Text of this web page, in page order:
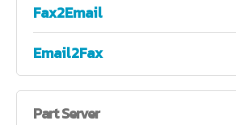
Fax2Email
Email2Fax
PartServer